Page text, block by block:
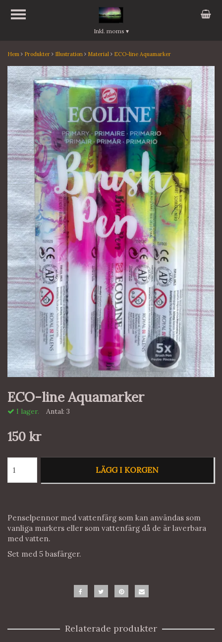
Hem Produkter Illustration Material ECO-line Aquamarker
ECO-line Aquamarker
I lager. Antal: 3
150 kr
LÄGG I KORGEN
Penselpennor med vattenfärg som kan användas som
vanliga markers eller som vattenfärg då de är laverbara
med vatten.
Set med 5 basfärger.
Relaterade produkter
Inkl. moms ▾